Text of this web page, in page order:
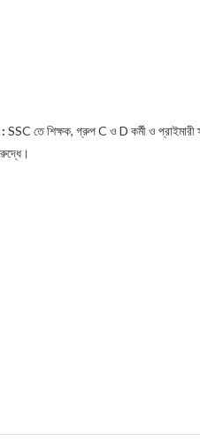
SSC তে শিক্ষক, গ্রুপ C ও D কর্মী ও প্রাইমারী